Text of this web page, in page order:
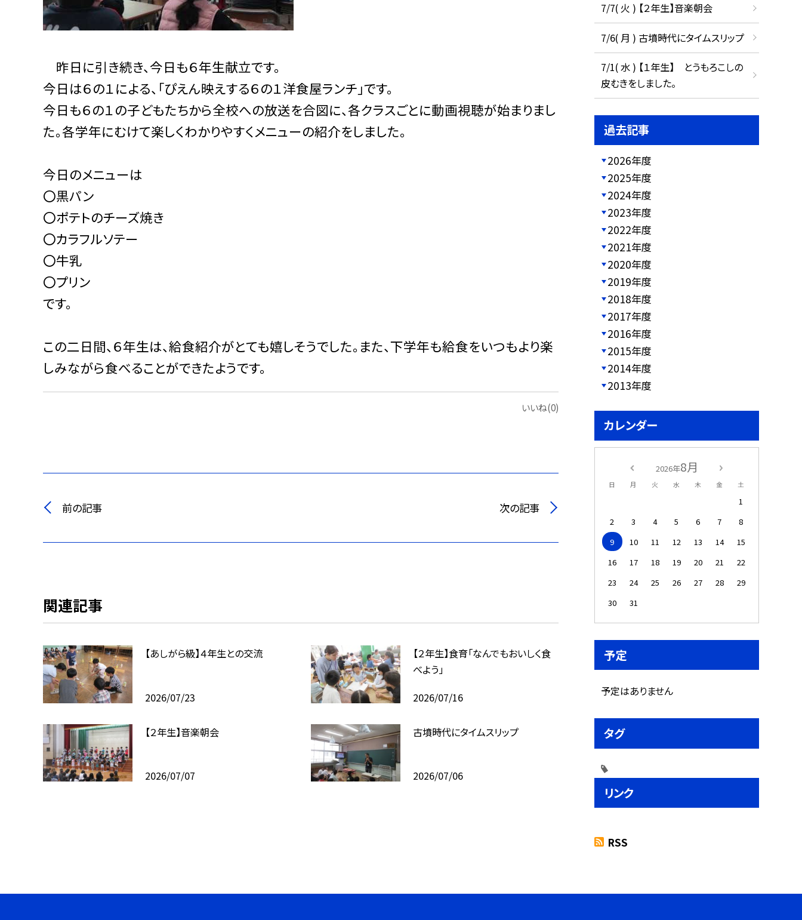
昨日に引き続き、今日も６年生献立です。
今日は６の１による、「ぴえん映えする６の１洋食屋ランチ」です。
今日も６の１の子どもたちから全校への放送を合図に、各クラスごとに動画視聴が始まりまし
た。各学年にむけて楽しくわかりやすくメニューの紹介をしました。
今日のメニューは
〇黒パン
〇ポテトのチーズ焼き
〇カラフルソテー
〇牛乳
〇プリン
です。
この二日間、６年生は、給食紹介がとても嬉しそうでした。また、下学年も給食をいつもより楽
しみながら食べることができたようです。
いいね(0)
前の記事 次の記事
関連記事
【あしがら級】４年生との交流
2026/07/23
【２年生】食育「なんでもおいしく食
べよう」
2026/07/16
【２年生】音楽朝会
2026/07/07
古墳時代にタイムスリップ
2026/07/06
7/7( 火 ) 【２年生】音楽朝会
7/6( 月 ) 古墳時代にタイムスリップ
7/1( 水 ) 【１年生】 とうもろこしの
皮むきをしました。
過去記事
2026年度
2025年度
2024年度
2023年度
2022年度
2021年度
2020年度
2019年度
2018年度
2017年度
2016年度
2015年度
2014年度
2013年度
カレンダー
2026年8月
日 月 火 水 木 金 土
1
2
3 4 5 6 7
8
9
10 11 12 13 14
15
16
17 18 19 20 21
22
23
24 25 26 27 28
29
30
31
予定
予定はありません
タグ
リンク
RSS